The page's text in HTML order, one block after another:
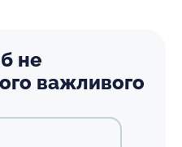
не
важливого